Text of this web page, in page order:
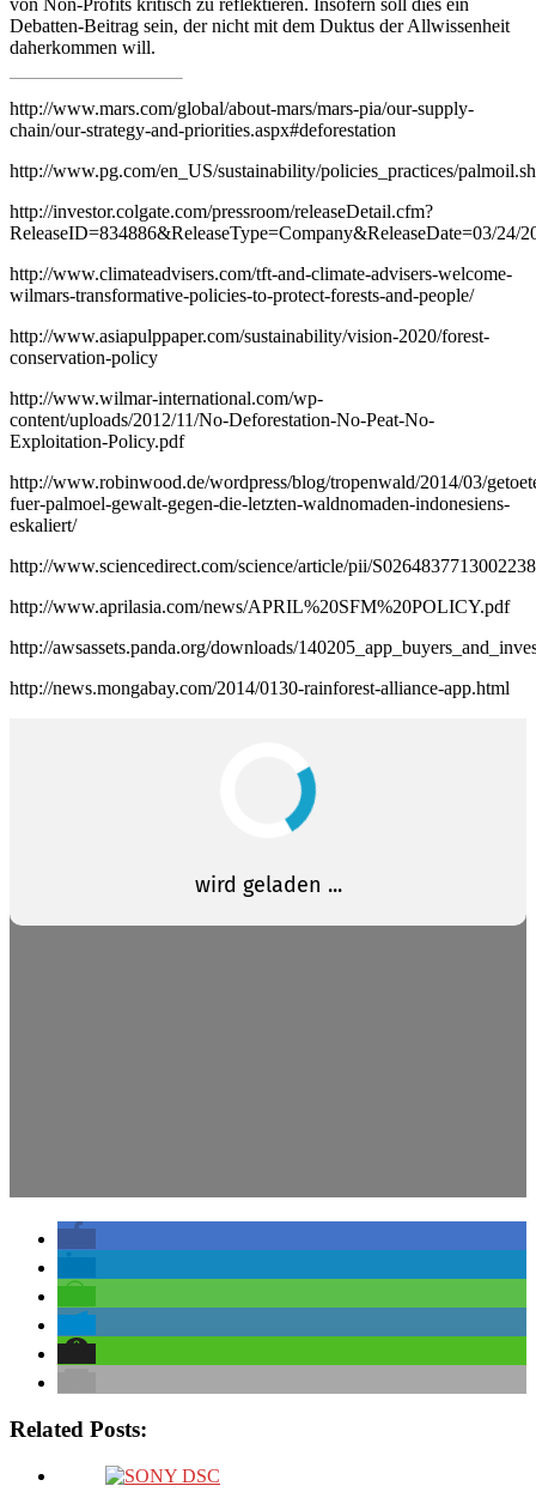
von Non-Profits kritisch zu reflektieren. Insofern soll dies ein
Debatten-Beitrag sein, der nicht mit dem Duktus der Allwissenheit
daherkommen will.
http://www.mars.com/global/about-mars/mars-pia/our-supply-
chain/our-strategy-and-priorities.aspx#deforestation
http://www.pg.com/en_US/sustainability/policies_practices/
http://investor.colgate.com/pressroom/releaseDetail.cfm?
ReleaseID=834886&ReleaseType=Company&ReleaseDate=03/24/
http://www.climateadvisers.com/tft-and-climate-advisers-welcome-
wilmars-transformative-policies-to-protect-forests-and-people/
http://www.asiapulppaper.com/sustainability/vision-2020/forest-
conservation-policy
http://www.wilmar-international.com/wp-
content/uploads/2012/11/No-Deforestation-No-Peat-No-
Exploitation-Policy.pdf
http://www.robinwood.de/wordpress/blog/tropenwald/2014/03/
fuer-palmoel-gewalt-gegen-die-letzten-waldnomaden-indonesiens-
eskaliert/
http://www.sciencedirect.com/science/article/pii/S0264837713002238
http://www.aprilasia.com/news/APRIL%20SFM%20POLICY.pdf
http://awsassets.panda.org/downloads/
http://news.mongabay.com/2014/0130-rainforest-alliance-app.html
Related Posts: